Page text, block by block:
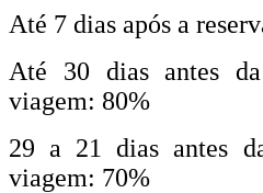
Até 7 dias após a
Até 30 dias antes
viagem: 80%
29 a 21 dias antes
viagem: 70%